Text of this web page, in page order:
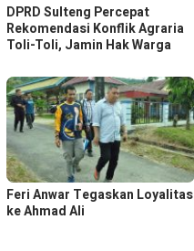
DPRD Sulteng Percepat
Rekomendasi Konflik Agraria
Toli-Toli, Jamin Hak Warga
Feri Anwar Tegaskan Loyalitas
ke Ahmad Ali